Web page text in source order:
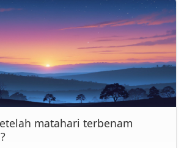
matahari terbenam